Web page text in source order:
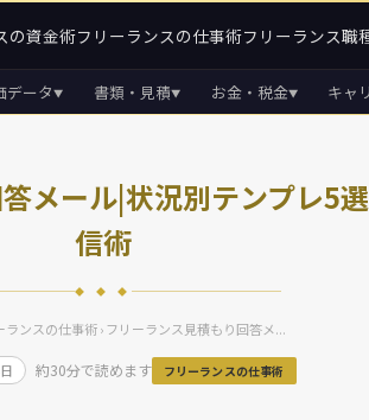
の資金術フリーランスの仕事術フリーランス職
データ▼ 書類・見積▼ お金・税金▼ キャ
メール|状況別テンプレ5
信術
◆ ◆ ◆
ランスの仕事術› フリーランス見積もり回答メ...
約30分で読めます フリーランスの仕事術